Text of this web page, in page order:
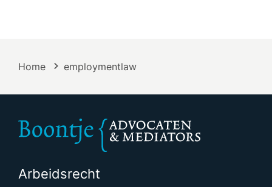
Home employmentlaw
Arbeidsrecht